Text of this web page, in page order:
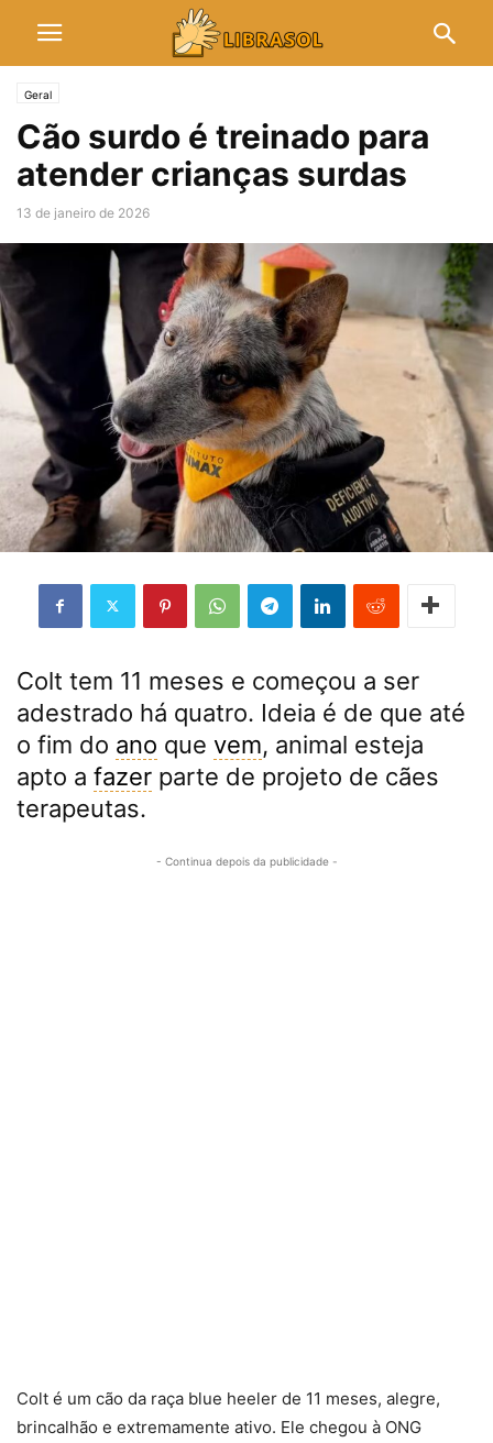
Geral
Cão surdo é treinado para
atender crianças surdas
13 de janeiro de 2026
Colt tem 11 meses e começou a ser
adestrado há quatro. Ideia é de que até
o fim do ano que vem, animal esteja
apto a fazer parte de projeto de cães
terapeutas.
- Continua depois da publicidade -
Colt é um cão da raça blue heeler de 11 meses, alegre,
brincalhão e extremamente ativo. Ele chegou à ONG